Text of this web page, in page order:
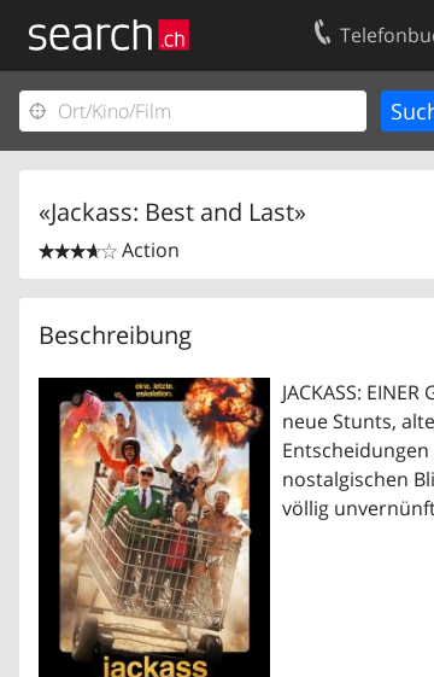
«Jackass: Best and Last»

 Action
Beschreibung
JACKASS:
neue Stunts,
nostalgischen
völlig
Ihr Eintrag
Kundencenter Geschäftskunden